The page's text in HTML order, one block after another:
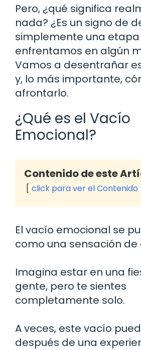
Pero, ¿qué significa
nada? ¿Es un signo de
simplemente una
enfrentamos en algún
Vamos a desentrañar
y, lo más importante,
afrontarlo.
¿Qué es el Vacío
Emocional?
Contenido de este
click para ver el Contenido
El vacío emocional se
como una sensación de
Imagina estar en una
gente, pero te sientes
completamente solo.
A veces, este vacío
después de una